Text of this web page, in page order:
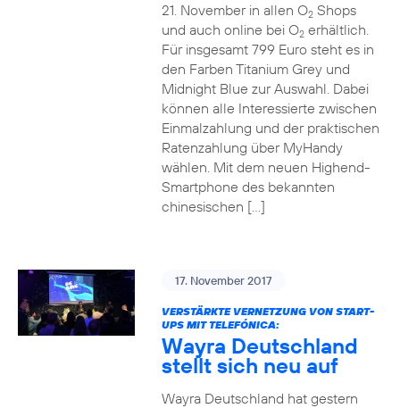
21. November in allen O2Shops
und auch online bei O2erhältlich.
Für insgesamt 799 Euro steht es in
den Farben Titanium Grey und
Midnight Blue zur Auswahl. Dabei
können alle Interessierte zwischen
Einmalzahlung und der praktischen
Ratenzahlung über MyHandy
wählen. Mit dem neuen Highend-
Smartphone des bekannten
chinesischen […]
17. November 2017
VERSTÄRKTE VERNETZUNG VON START-
UPS MIT TELEFÓNICA:
Wayra Deutschland
stellt sich neu auf
Wayra Deutschland hat gestern